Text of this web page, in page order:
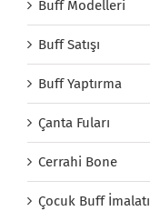
Buff Modelleri
Buff Satışı
Buff Yaptırma
Çanta Fuları
Cerrahi Bone
Çocuk Buff İmalatı